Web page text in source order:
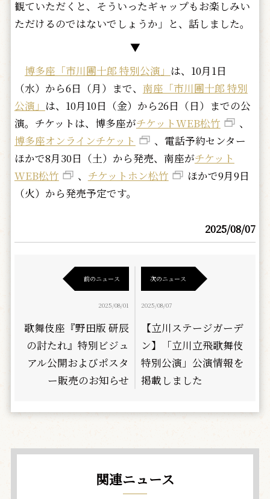
観ていただくと、そういったギャップもお楽しみい
ただけるのではないでしょうか」と、話しました。
▼
博多座「市川團十郎 特別公演」 は、10月1日
（水）から6日（月）まで、 南座「市川團十郎 特別
公演」 は、10月10日（金）から26日（日）までの公
演。チケットは、博多座がチケットWEB松竹
、
博多座オンラインチケット
、電話予約センター
ほかで8月30日（土）から発売、南座がチケット
WEB松竹
、 チケットホン松竹
ほかで9月9日
（火）から発売予定です。
2025/08/07
前のニュース
2025/08/01
歌舞伎座『野田版 研辰
の討たれ』特別ビジュ
アル公開およびポスタ
ー販売のお知らせ
次のニュース
2025/08/07
【立川ステージガーデ
ン】「立川立飛歌舞伎
特別公演」公演情報を
掲載しました
関連ニュース